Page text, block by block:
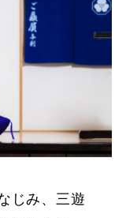
じみ、三遊